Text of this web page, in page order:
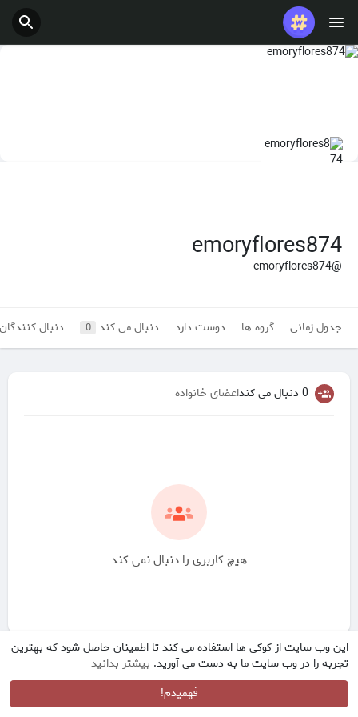
این وب سایت از کوکی ها استفاده می کند تا اطمینان حاصل شود که بهترین
تجربه را در وب سایت ما به دست می آورید. بیشتر بدانید
فهمیدم!
پست های محبوب
emoryflores874
@emoryflores874
جدول زمانی گروه ها دوست دارد دنبال می کند 0 دنبال
0 دنبال می کند اعضای خانواده
هیچ کاربری را دنبال نمی کند